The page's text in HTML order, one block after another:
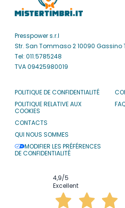
Presspower s.r.l
Str. San Tommaso 2 10090 Gassino
Tel: 011.5785248
TVA 09425980019
POLITIQUE DE CONFIDENTIALITÉ
POLITIQUE RELATIVE AUX
COOKIES
CONTACTS
QUI NOUS SOMMES
MODIFIER LES PRÉFÉRENCES
DE CONFIDENTIALITÉ
4,9/5
Excellent